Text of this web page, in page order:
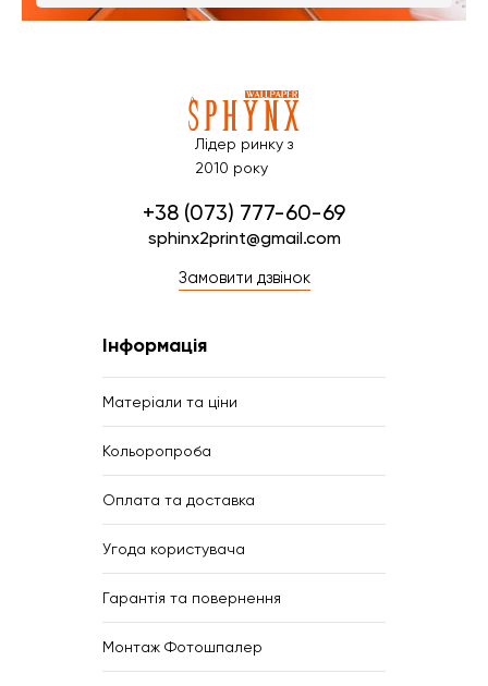
Лідер ринку з
2010 року
+38 (073) 777-60-69
sphinx2print@gmail.com
Замовити дзвінок
Інформація
Матеріали та ціни
Кольоропроба
Оплата та доставка
Угода користувача
Гарантія та повернення
Монтаж Фотошпалер